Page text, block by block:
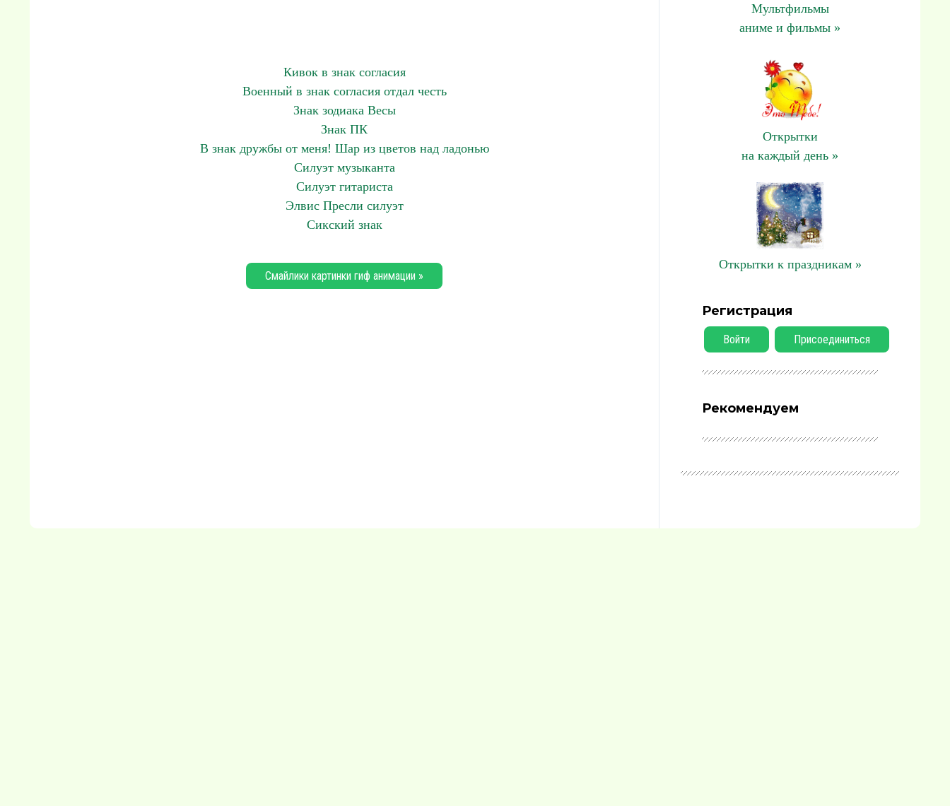
Кивок в знак согласия
Военный в знак согласия отдал честь
Знак зодиака Весы
Знак ПК
В знак дружбы от меня! Шар из цветов над ладонью
Силуэт музыканта
Силуэт гитариста
Элвис Пресли силуэт
Сикский знак
Смайлики картинки гиф анимации »
Мультфильмы
аниме и фильмы »
Открытки
на каждый день »
Открытки к праздникам »
Регистрация
Войти Присоединиться
Рекомендуем